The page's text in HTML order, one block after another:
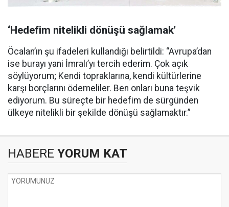
‘Hedefim nitelikli dönüşü sağlamak’
Öcalan’ın şu ifadeleri kullandığı belirtildi: “Avrupa’dan
ise burayı yani İmralı’yı tercih ederim. Çok açık
söylüyorum; Kendi topraklarına, kendi kültürlerine
karşı borçlarını ödemeliler. Ben onları buna teşvik
ediyorum. Bu süreçte bir hedefim de sürgünden
ülkeye nitelikli bir şekilde dönüşü sağlamaktır.”
HABERE YORUM KAT